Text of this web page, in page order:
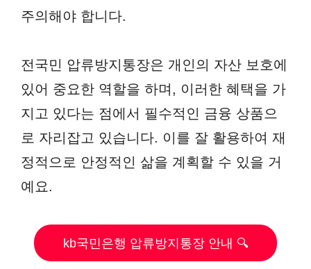
주의해야 합니다.
전국민 압류방지통장은 개인의 자산 보호에
있어 중요한 역할을 하며, 이러한 혜택을 가
지고 있다는 점에서 필수적인 금융 상품으
로 자리잡고 있습니다. 이를 잘 활용하여 재
정적으로 안정적인 삶을 계획할 수 있을 거
예요.
kb국민은행 압류방지통장 안내 🔍